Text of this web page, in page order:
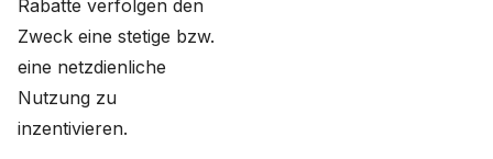
Rabatte verfolgen den
Zweck eine stetige bzw.
eine netzdienliche
Nutzung zu
inzentivieren.